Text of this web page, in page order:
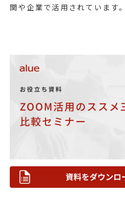
関や企業で活用されています。